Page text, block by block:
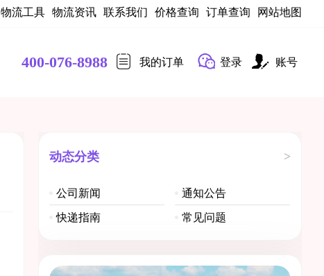
物流工具 物流资讯 联系我们 价格查询 订单查询 网站地图
400-076-8988 我的订单 登录 账号
动态分类 >
公司新闻 通知公告
快递指南 常见问题